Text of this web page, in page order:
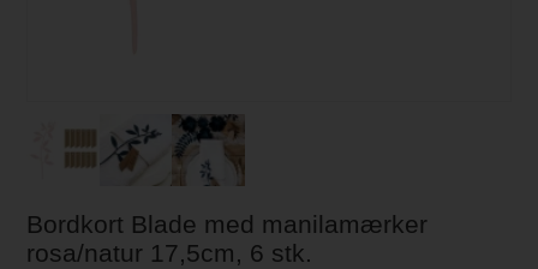
Bordkort Blade med manilamærker
rosa/natur 17,5cm, 6 stk.